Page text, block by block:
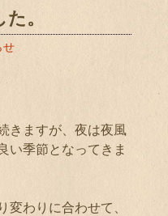
。
せ
きますが、夜は夜風
い季節となってきま
変わりに合わせて、